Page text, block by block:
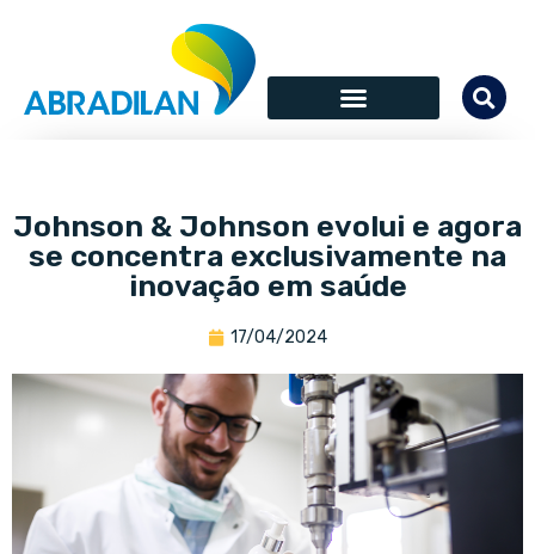
Johnson & Johnson evolui e agora
se concentra exclusivamente na
inovação em saúde
17/04/2024